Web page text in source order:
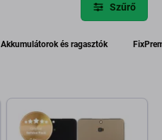
Szűrő
Akkumulátorok és ragasztók